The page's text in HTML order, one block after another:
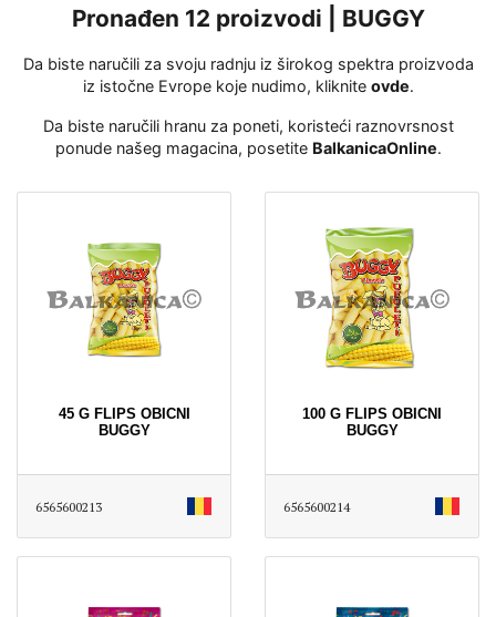
Pronađen 12 proizvodi | BUGGY
Da biste naručili za svoju radnju iz širokog spektra proizvoda
iz istočne Evrope koje nudimo, kliknite ovde․
Da biste naručili hranu za poneti, koristeći raznovrsnost
ponude našeg magacina, posetite BalkanicaOnline․
45 G FLIPS OBICNI
BUGGY
6565600213
100 G FLIPS OBICNI
BUGGY
6565600214